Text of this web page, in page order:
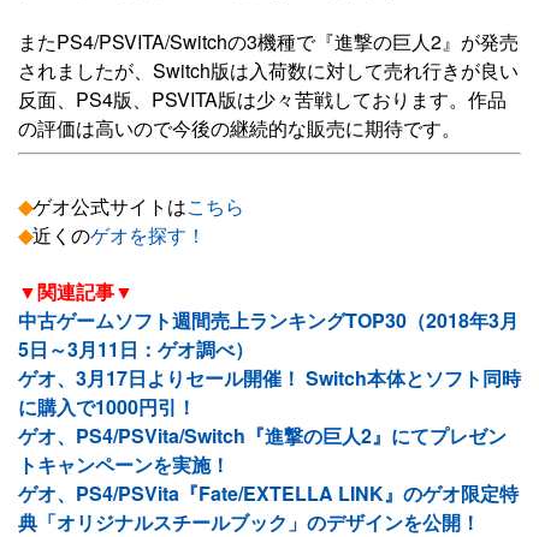
またPS4/PSVITA/Switchの3機種で『進撃の巨人2』が発売
されましたが、Switch版は入荷数に対して売れ行きが良い
反面、PS4版、PSVITA版は少々苦戦しております。作品
の評価は高いので今後の継続的な販売に期待です。
◆ゲオ公式サイトはこちら
◆近くのゲオを探す！
▼関連記事▼
中古ゲームソフト週間売上ランキングTOP30（2018年3月
5日～3月11日：ゲオ調べ）
ゲオ、3月17日よりセール開催！ Switch本体とソフト同時
に購入で1000円引！
ゲオ、PS4/PSVita/Switch『進撃の巨人2』にてプレゼン
トキャンペーンを実施！
ゲオ、PS4/PSVita『Fate/EXTELLA LINK』のゲオ限定特
典「オリジナルスチールブック」のデザインを公開！